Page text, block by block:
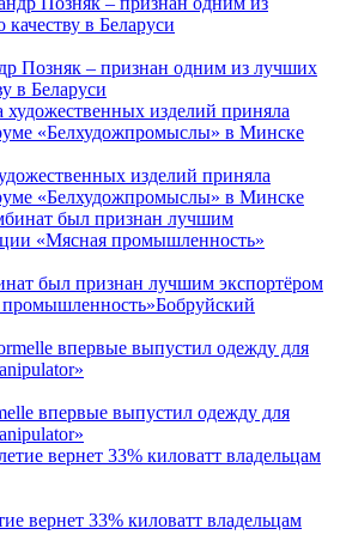
Позняк – признан одним из лучших
в Беларуси
изделий приняла
«Белхудожпромыслы» в Минске
был признан лучшим экспортёром
Бобруйский
впервые выпустил одежду для
вернет 33% киловатт владельцам